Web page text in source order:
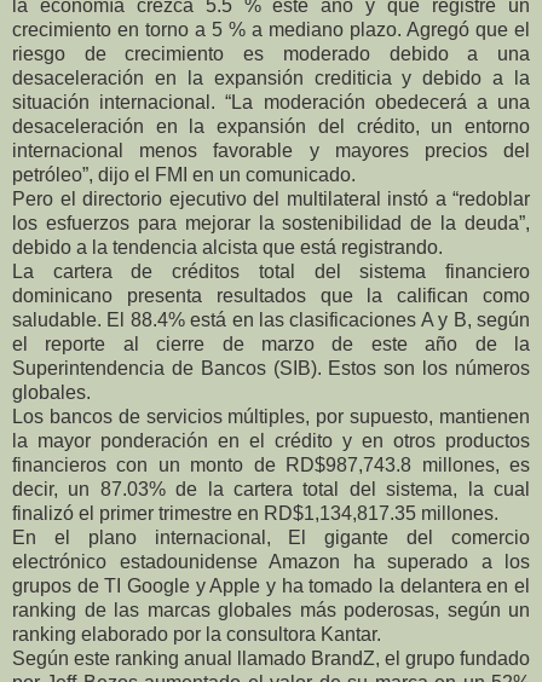
la economía crezca 5.5 % este año y que registre un
crecimiento en torno a 5 % a mediano plazo. Agregó que el
riesgo de crecimiento es moderado debido a una
desaceleración en la expansión crediticia y debido a la
situación internacional. “La moderación obedecerá a una
desaceleración en la expansión del crédito, un entorno
internacional menos favorable y mayores precios del
petróleo”, dijo el FMI en un comunicado.
Pero el directorio ejecutivo del multilateral instó a “redoblar
los esfuerzos para mejorar la sostenibilidad de la deuda”,
debido a la tendencia alcista que está registrando.
La cartera de créditos total del sistema financiero
dominicano presenta resultados que la califican como
saludable. El 88.4% está en las clasificaciones A y B, según
el reporte al cierre de marzo de este año de la
Superintendencia de Bancos (SIB). Estos son los números
globales.
Los bancos de servicios múltiples, por supuesto, mantienen
la mayor ponderación en el crédito y en otros productos
financieros con un monto de RD$987,743.8 millones, es
decir, un 87.03% de la cartera total del sistema, la cual
finalizó el primer trimestre en RD$1,134,817.35 millones.
En el plano internacional, El gigante del comercio
electrónico estadounidense Amazon ha superado a los
grupos de TI Google y Apple y ha tomado la delantera en el
ranking de las marcas globales más poderosas, según un
ranking elaborado por la consultora Kantar.
Según este ranking anual llamado BrandZ, el grupo fundado